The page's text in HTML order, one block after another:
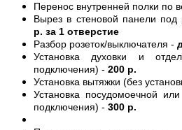
Перенос внутренней полки по
Вырез в стеновой панели под
р. за 1 отверстие
Разбор розеток/выключателя -
Установка духовки и
подключения) - 200 р.
Установка вытяжки (без
Установка посудомоечной
подключения) - 300 р.